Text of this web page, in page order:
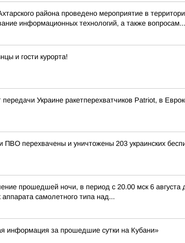
района проведено мероприятие в
информационных технологий, а также вопросам...
и гости курорта!
передачи Украине ракетперехватчиков Patriot, в
ПВО перехвачены и уничтожены 203 украинских
прошедшей ночи, в период с 20.00 мск 6
самолетного типа над...
информация за прошедшие сутки на Кубани»